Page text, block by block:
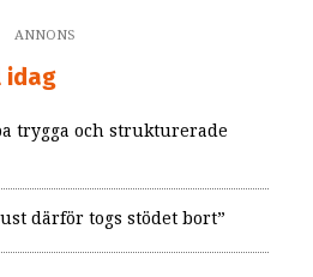
ANNONS
idag
trygga och strukturerade
därför togs stödet bort”